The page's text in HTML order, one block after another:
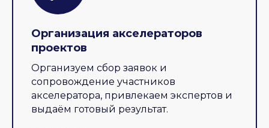
Организация акселераторов
проектов
Организуем сбор заявок и
сопровождение участников
акселератора, привлекаем экспертов и
выдаём готовый результат.